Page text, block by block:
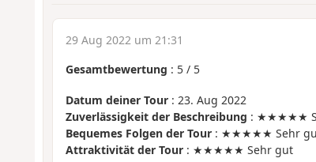
29 Aug 2022 um 21:31
Gesamtbewertung : 5/ 5
Datum deiner Tour: 23. Aug 2022
Zuverlässigkeit der Beschreibung : ★★★★★
Bequemes Folgen der Tour: ★★★★★ Sehr
Attraktivität der Tour: ★★★★★ Sehr gut